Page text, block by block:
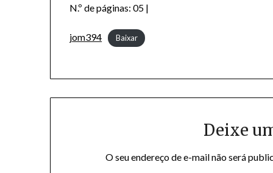
N.º de páginas: 05 |
jom394 Baixar
Deixe
O seu endereço de e-mail não será